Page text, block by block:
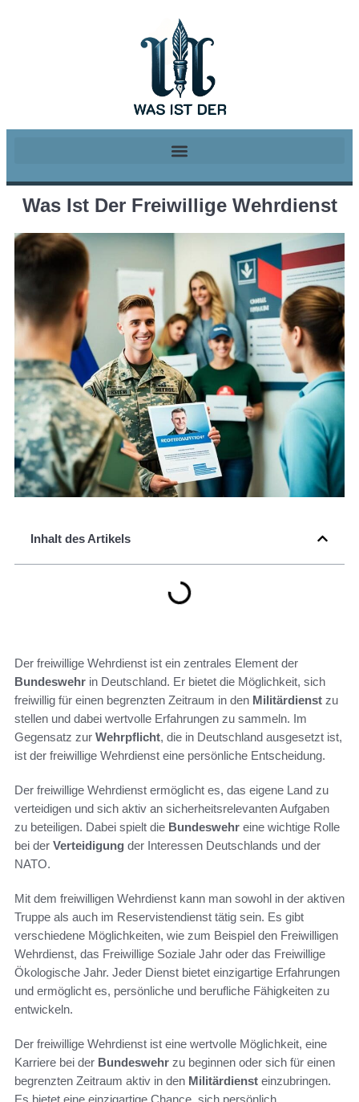
Was Ist Der Freiwillige Wehrdienst
Inhalt des Artikels
Der freiwillige Wehrdienst ist ein zentrales Element der
Bundeswehr in Deutschland. Er bietet die Möglichkeit, sich
freiwillig für einen begrenzten Zeitraum in den Militärdienst zu
stellen und dabei wertvolle Erfahrungen zu sammeln. Im
Gegensatz zur Wehrpflicht, die in Deutschland ausgesetzt ist,
ist der freiwillige Wehrdienst eine persönliche Entscheidung.
Der freiwillige Wehrdienst ermöglicht es, das eigene Land zu
verteidigen und sich aktiv an sicherheitsrelevanten Aufgaben
zu beteiligen. Dabei spielt die Bundeswehr eine wichtige Rolle
bei der Verteidigung der Interessen Deutschlands und der
NATO.
Mit dem freiwilligen Wehrdienst kann man sowohl in der aktiven
Truppe als auch im Reservistendienst tätig sein. Es gibt
verschiedene Möglichkeiten, wie zum Beispiel den Freiwilligen
Wehrdienst, das Freiwillige Soziale Jahr oder das Freiwillige
Ökologische Jahr. Jeder Dienst bietet einzigartige Erfahrungen
und ermöglicht es, persönliche und berufliche Fähigkeiten zu
entwickeln.
Der freiwillige Wehrdienst ist eine wertvolle Möglichkeit, eine
Karriere bei der Bundeswehr zu beginnen oder sich für einen
begrenzten Zeitraum aktiv in den Militärdienst einzubringen.